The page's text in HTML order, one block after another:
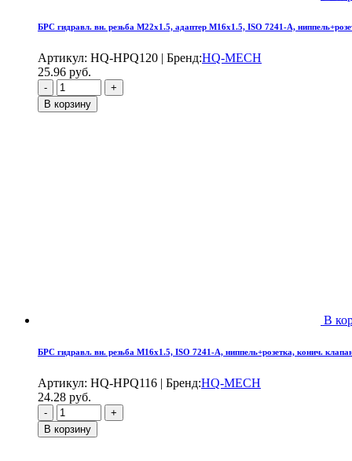
БРС гидравл. вн. резьба М22х1.5, адаптер М16х1.5, ISO 7241-A,
Артикул: HQ-HPQ120 | Бренд:HQ-MECH
25.96 руб.
В корзину
В
БРС гидравл. вн. резьба М16х1.5, ISO 7241-A, ниппель+розетка, конич.
Артикул: HQ-HPQ116 | Бренд:HQ-MECH
24.28 руб.
В корзину